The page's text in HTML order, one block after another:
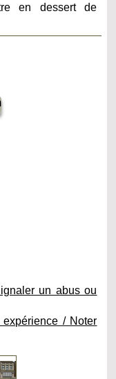
en dessert de
un abus ou
/ Noter